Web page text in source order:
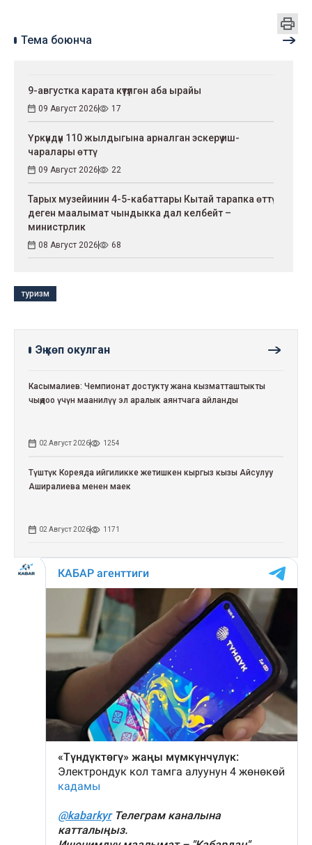
Тема боюнча
9-августка карата күтүлгөн аба ырайы
09 Август 2026 17
Үркүндүн 110 жылдыгына арналган эскерүү иш-
чаралары өттү
09 Август 2026 22
Тарых музейинин 4-5-кабаттары Кытай тарапка өттү
деген маалымат чындыкка дал келбейт –
министрлик
08 Август 2026 68
туризм
Эң көп окулган
Касымалиев: Чемпионат достукту жана кызматташтыкты
чыңдоо үчүн маанилүү эл аралык аянтчага айланды
02 Август 2026 1254
Түштүк Кореяда ийгиликке жетишкен кыргыз кызы Айсулуу
Аширалиева менен маек
02 Август 2026 1171